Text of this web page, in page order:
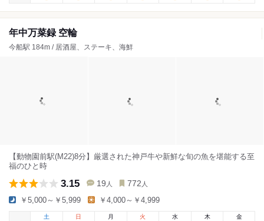
年中万菜録 空輪
今船駅 184m / 居酒屋、ステーキ、海鮮
【動物園前駅(M22)8分】厳選された神戸牛や新鮮な旬の魚を堪能する至
福のひと時
3.15 19 人 772 人
￥5,000～￥5,999 ￥4,000～￥4,999
土
日 月 火 水 木 金